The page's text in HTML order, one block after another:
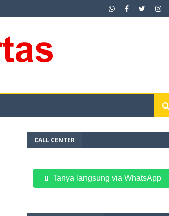
CALL CENTER
📱 Tanya langsung via WhatsApp